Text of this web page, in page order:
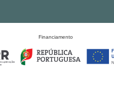
Financiamento